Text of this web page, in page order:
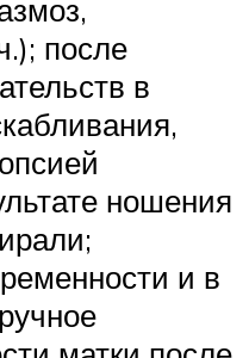
после
в
ношения
и в